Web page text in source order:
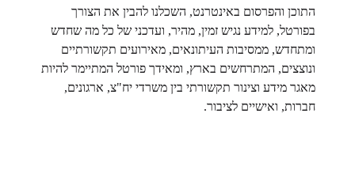
התוכן והפרסום באינטרנט, השכלנו להבין את הצורך
בפורטל, למידע נגיש זמין, מהיר, ועדכני של כל מה שחדש
ומתחדש, ממסיבות העיתונאים, מאירועים תקשורתיים
ונוצצים, המתרחשים בארץ, ומאידך פורטל המתיימר להיות
מאגר מידע וצינור תקשורתי בין משרדי יח"צ, ארגונים,
חברות, ואישיים לציבור.